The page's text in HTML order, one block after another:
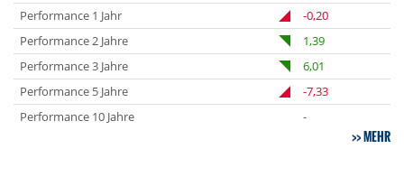
Performance 1 Jahr
-0,20
Performance 2 Jahre
1,39
Performance 3 Jahre
6,01
Performance 5 Jahre
-7,33
Performance 10 Jahre
-
MEHR